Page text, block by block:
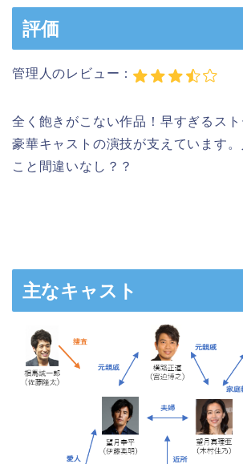
評価
管理人のレビュー：
全く飽きがこない作品！早すぎるスト
豪華キャストの演技が支えています
こと間違いなし？？
主なキャスト